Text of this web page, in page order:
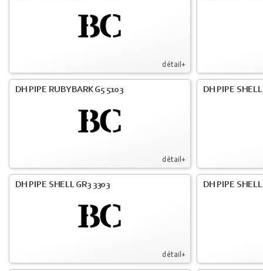
détail+
détail+
DH PIPE RUBYBARK G5 5103 DH PIPE
détail+
DH PIPE SHELL GR3 3303 DH PIPE